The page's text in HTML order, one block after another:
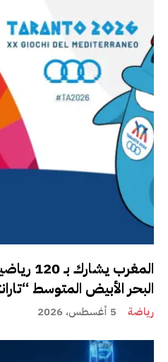
المغرب
البحر الأبيض المتوسط “تارانتو
رياضة 5 أغسطس، 2026